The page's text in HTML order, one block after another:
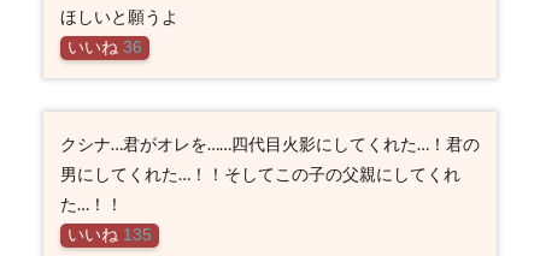
ほしいと願うよ
いいね 36
クシナ…君がオレを……四代目火影にしてくれた…！君の
男にしてくれた…！！そしてこの子の父親にしてくれ
た…！！
いいね 135